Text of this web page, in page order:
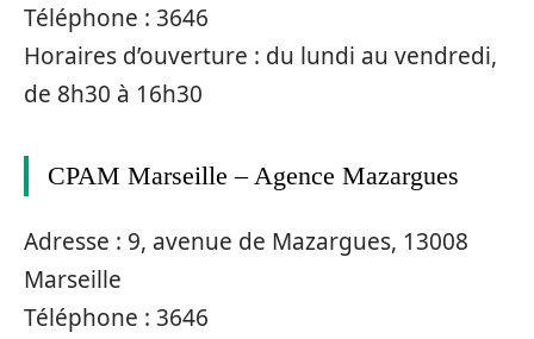
Téléphone : 3646
Horaires d’ouverture : du lundi au vendredi,
de 8h30 à 16h30
CPAM Marseille – Agence Mazargues
Adresse : 9, avenue de Mazargues, 13008
Marseille
Téléphone : 3646